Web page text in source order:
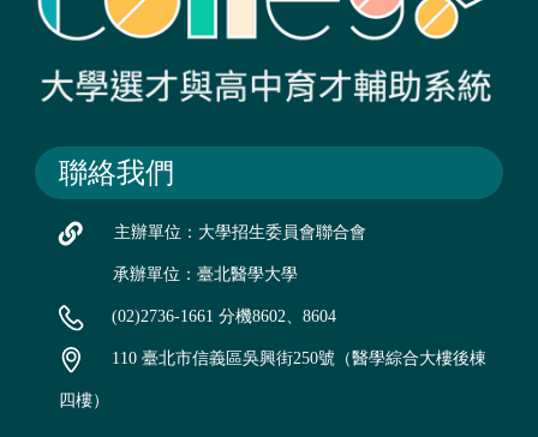
聯絡我們
主辦單位：大學招生委員會聯合會
承辦單位：臺北醫學大學
(02)2736-1661 分機8602、8604
110 臺北市信義區吳興街250號（醫學綜合大樓後棟
四樓）